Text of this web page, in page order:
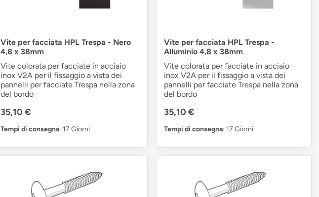
Vite per facciata HPL Trespa - Nero
4,8 x 38mm
Vite colorata per facciate in acciaio
inox V2A per il fissaggio a vista dei
pannelli per facciate Trespa nella zona
del bordo
35,10 €
Tempi di consegna: 17 Giorni
Vite per facciata HPL Trespa -
Alluminio 4,8 x 38mm
Vite colorata per facciate in acciaio
inox V2A per il fissaggio a vista dei
pannelli per facciate Trespa nella zona
del bordo
35,10 €
Tempi di consegna: 17 Giorni